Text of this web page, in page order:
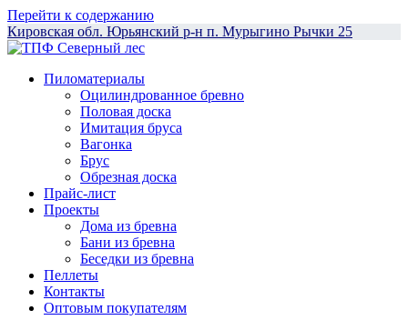
Перейти к содержанию
Кировская обл. Юрьянский р-н п. Мурыгино Рычки 25
Пиломатериалы
Оцилиндрованное бревно
Половая доска
Имитация бруса
Вагонка
Брус
Обрезная доска
Прайс-лист
Проекты
Дома из бревна
Бани из бревна
Беседки из бревна
Пеллеты
Контакты
Оптовым покупателям